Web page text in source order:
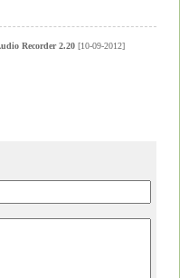
Recorder 2.20[10-09-2012]